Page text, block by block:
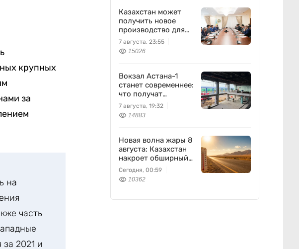
крупных
за
на
часть
2021 и
Казахстан может
получить новое
производство для
химпрома и
энергетики
7 августа, 23:55
15026
Вокзал Астана-1
станет современнее:
что получат
пассажиры
7 августа, 19:32
14883
Новая волна жары 8
августа: Казахстан
накроет обширный
антициклон
Сегодня, 00:59
10362